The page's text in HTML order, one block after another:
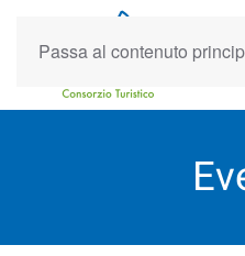
Passa al contenuto